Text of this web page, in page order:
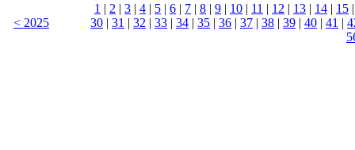
< 2025
1 | 2 | 3 | 4 | 5 | 6 | 7 | 8 | 9 | 10 | 11 | 12 | 13 | 14 | 15
30 | 31 | 32 | 33 | 34 | 35 | 36 | 37 | 38 | 39 | 40 | 41 |